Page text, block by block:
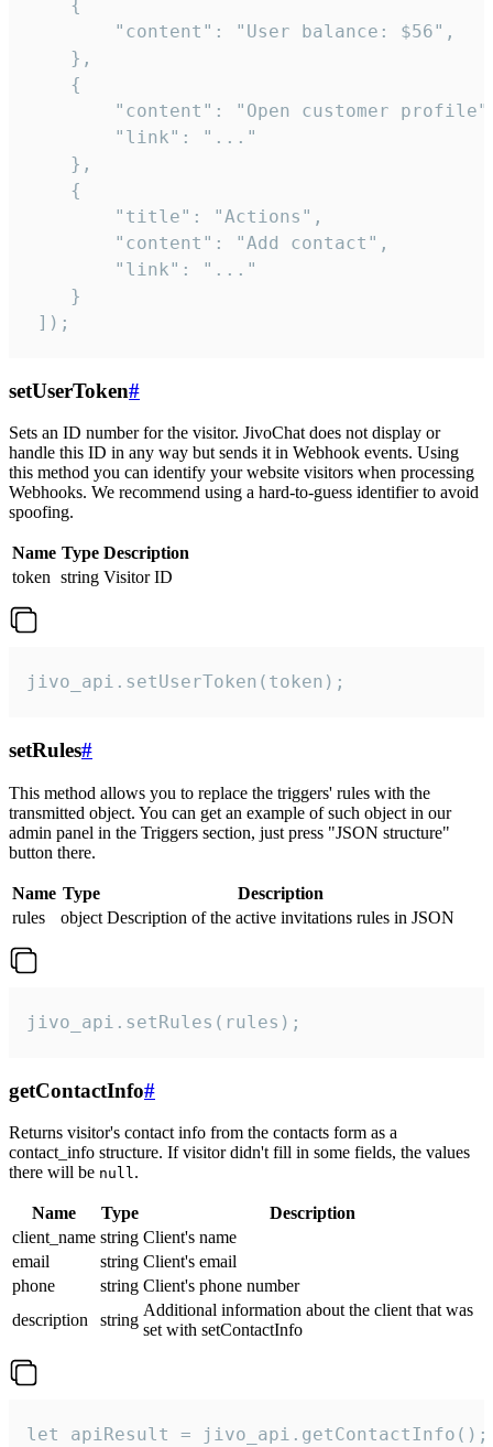
    {
        "content": "User balance: $56",
    },
    {
"content": "Open customer
        "link": "..."
    },
    {
        "title": "Actions",
        "content": "Add contact",
        "link": "..."
    }
]);
setUserToken#
Sets an ID number for the visitor. JivoChat does not display or
handle this ID in any way but sends it in Webhook events. Using
this method you can identify your website visitors when processing
Webhooks. We recommend using a hard-to-guess identifier to avoid
spoofing.
Name Type Description
token string Visitor ID
jivo_api.setUserToken(token);
setRules#
This method allows you to replace the triggers' rules with the
transmitted object. You can get an example of such object in our
admin panel in the Triggers section, just press "JSON structure"
button there.
Name Type
Description
rules
object Description of the active invitations rules in JSON
jivo_api.setRules(rules);
getContactInfo#
Returns visitor's contact info from the contacts form as a
contact_info structure. If visitor didn't fill in some fields, the values
there will be null.
Name Type
Description
client_name string Client's name
email
string Client's email
phone
string Client's phone number
description
string
Additional information about the client that was
set with setContactInfo
let apiResult = jivo_api.getContactInfo();